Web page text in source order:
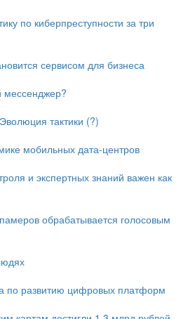
по киберпреступности за три
сервисом для бизнеса
мессенджер?
тактики (?)
мобильных дата-центров
и экспертных знаний важен как
обрабатывается голосовым
по развитию цифровых платформ